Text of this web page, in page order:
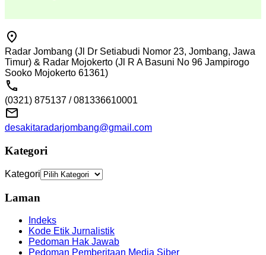
Radar Jombang (Jl Dr Setiabudi Nomor 23, Jombang, Jawa
Timur) & Radar Mojokerto (Jl R A Basuni No 96 Jampirogo
Sooko Mojokerto 61361)
(0321) 875137 / 081336610001
desakitaradarjombang@gmail.com
Kategori
Kategori
Laman
Indeks
Kode Etik Jurnalistik
Pedoman Hak Jawab
Pedoman Pemberitaan Media Siber